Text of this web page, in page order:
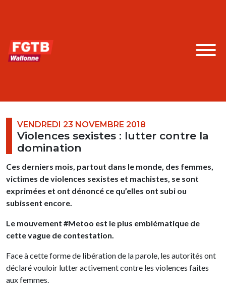
VENDREDI 23 NOVEMBRE 2018
Violences sexistes : lutter contre la
domination
Ces derniers mois, partout dans le monde, des femmes,
victimes de violences sexistes et machistes, se sont
exprimées et ont dénoncé ce qu’elles ont subi ou
subissent encore.
Le mouvement #Metoo est le plus emblématique de
cette vague de contestation.
Face à cette forme de libération de la parole, les autorités ont
déclaré vouloir lutter activement contre les violences faites
aux femmes.